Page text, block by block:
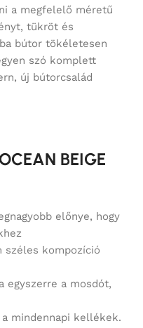
a megfelelő méretű
tükröt és
bútor tökéletesen
szó komplett
új bútorcsalád
BEIGE
előnye, hogy
széles kompozíció
egyszerre a mosdót,
mindennapi kellékek.